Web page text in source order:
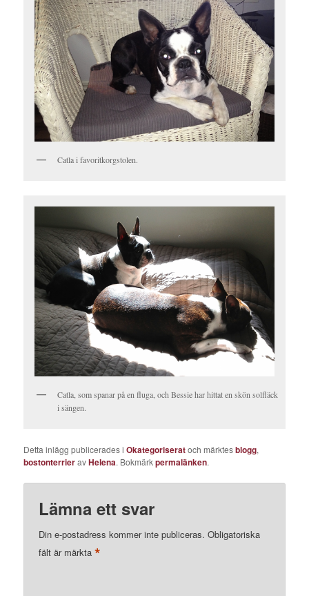
Catla i favoritkorgstolen.
Catla, som spanar på en fluga, och Bessie har hittat en skön solfläck
i sängen.
Detta inlägg publicerades iOkategoriseratoch märktesblogg,
bostonterrieravHelena. Bokmärkpermalänken.
Lämna ett svar
Din e-postadress kommer inte publiceras. Obligatoriska
fält är märkta*